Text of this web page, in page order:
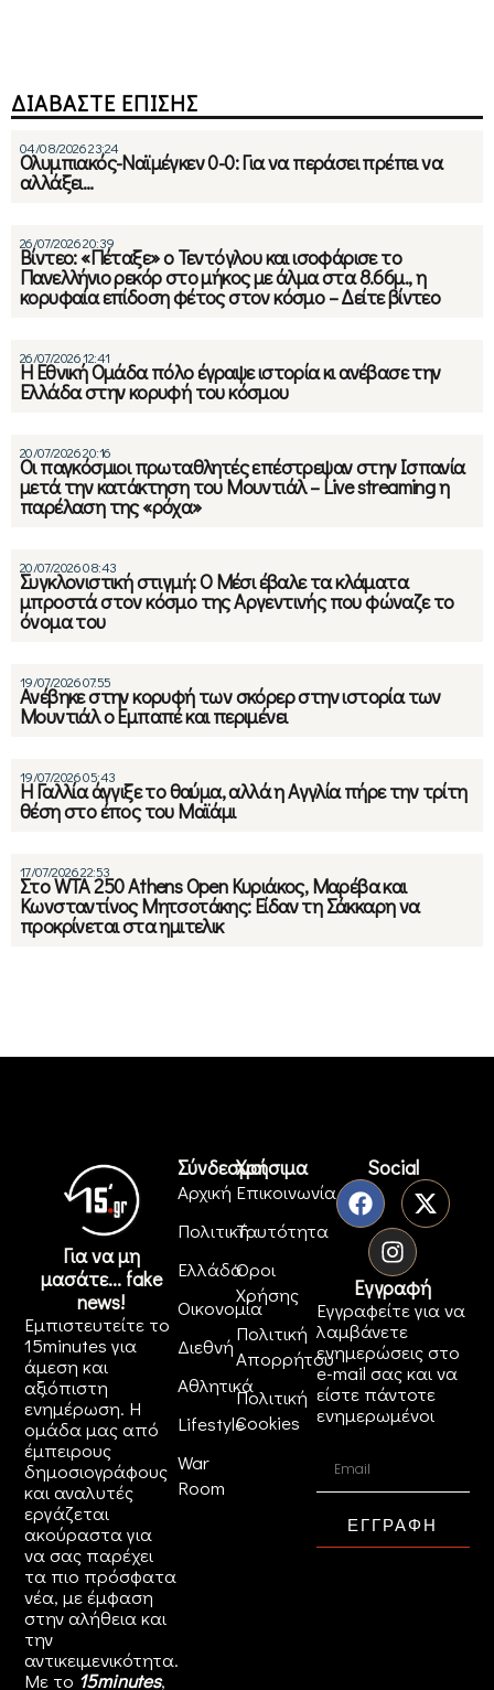
ΔΙΑΒΑΣΤΕ ΕΠΙΣΗΣ
04/08/2026 23:24
Ολυμπιακός-Ναϊμέγκεν 0-0: Για να περάσει πρέπει να
αλλάξει…
26/07/2026 20:39
Βίντεο: «Πέταξε» ο Τεντόγλου και ισοφάρισε το
Πανελλήνιο ρεκόρ στο μήκος με άλμα στα 8.66μ., η
κορυφαία επίδοση φέτος στον κόσμο – Δείτε βίντεο
26/07/2026 12:41
Η Εθνική Ομάδα πόλο έγραψε ιστορία κι ανέβασε την
Ελλάδα στην κορυφή του κόσμου
20/07/2026 20:16
Οι παγκόσμιοι πρωταθλητές επέστρεψαν στην Ισπανία
μετά την κατάκτηση του Μουντιάλ – Live streaming η
παρέλαση της «ρόχα»
20/07/2026 08:43
Συγκλονιστική στιγμή: Ο Μέσι έβαλε τα κλάματα
μπροστά στον κόσμο της Αργεντινής που φώναζε το
όνομα του
19/07/2026 07:55
Ανέβηκε στην κορυφή των σκόρερ στην ιστορία των
Μουντιάλ ο Εμπαπέ και περιμένει
19/07/2026 05:43
Η Γαλλία άγγιξε το θαύμα, αλλά η Αγγλία πήρε την τρίτη
θέση στο έπος του Μαϊάμι
17/07/2026 22:53
Στο WTA 250 Athens Open Κυριάκος, Μαρέβα και
Κωνσταντίνος Μητσοτάκης: Είδαν τη Σάκκαρη να
προκρίνεται στα ημιτελικ
Για να μη
μασάτε... fake
news!
Εμπιστευτείτε το
15minutes για
άμεση και
αξιόπιστη
ενημέρωση. Η
ομάδα μας από
έμπειρους
δημοσιογράφους
και αναλυτές
εργάζεται
ακούραστα για
να σας παρέχει
τα πιο πρόσφατα
νέα, με έμφαση
στην αλήθεια και
την
αντικειμενικότητα.
Με το 15minutes,
Σύνδεσμοι
Αρχική
Πολιτική
Ελλάδα
Οικονομία
Διεθνή
Αθλητικά
Lifestyle
War
Room
Χρήσιμα
Επικοινωνία
Ταυτότητα
Όροι
Χρήσης
Πολιτική
Απορρήτου
Πολιτική
Cookies
Social
Εγγραφή
Εγγραφείτε για να
λαμβάνετε
ενημερώσεις στο
e-mail σας και να
είστε πάντοτε
ενημερωμένοι
ΕΓΓΡΑΦΗ